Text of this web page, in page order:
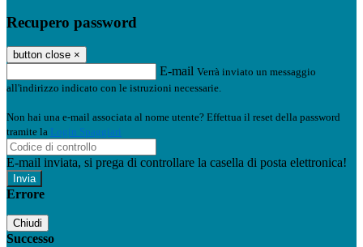
Recupero password
button close ×
E-mail Verrà inviato un messaggio
all'indirizzo indicato con le istruzioni necessarie.
Non hai una e-mail associata al nome utente? Effettua il reset della password
tramite la Login Spaggiari
E-mail inviata, si prega di controllare la casella di posta elettronica!
Errore
Chiudi
Successo